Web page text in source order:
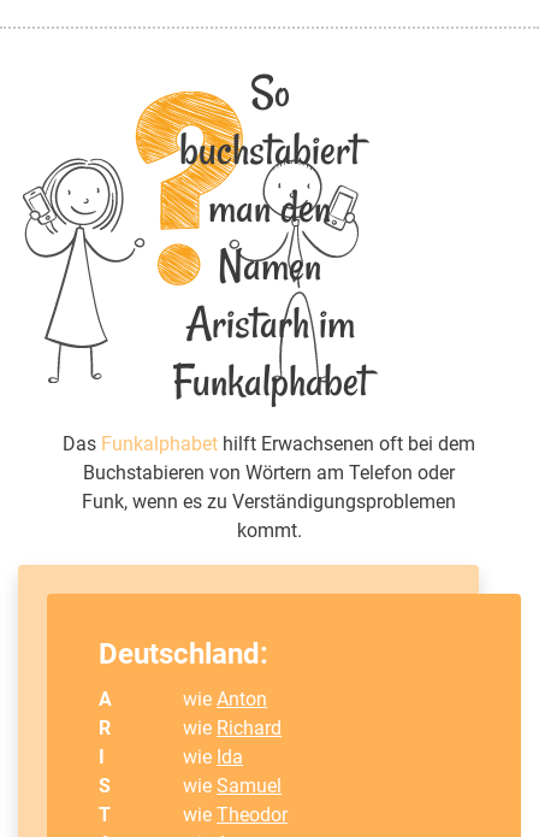
So
buchstabiert
man den
Namen
Aristarh im
Funkalphabet
Das Funkalphabet hilft Erwachsenen oft bei dem
Buchstabieren von Wörtern am Telefon oder
Funk, wenn es zu Verständigungsproblemen
kommt.
Deutschland:
A wieAnton
R
wie Richard
wie Ida
S
wieSamuel
T
wieTheodor